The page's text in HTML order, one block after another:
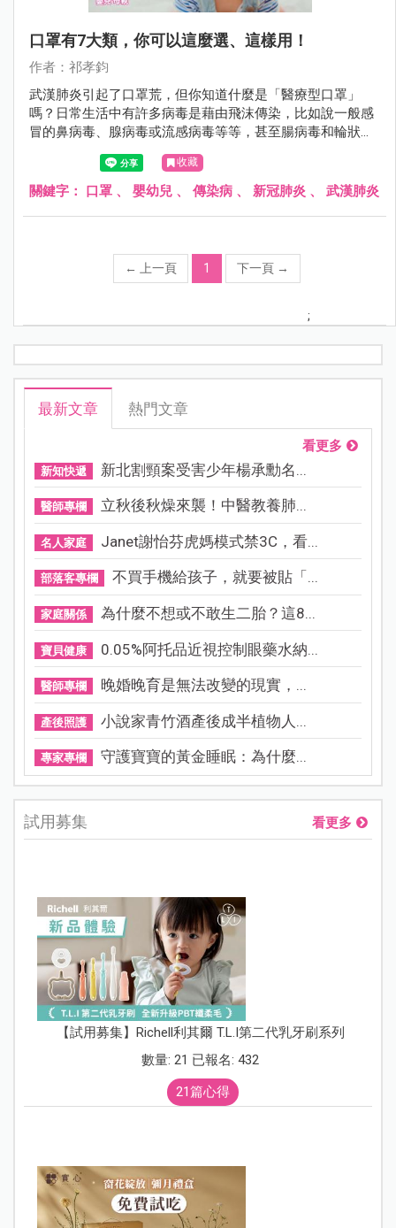
口罩有7大類，你可以這麼選、這樣用！
作者：祁孝鈞
武漢肺炎引起了口罩荒，但你知道什麼是「醫療型口罩」
嗎？日常生活中有許多病毒是藉由飛沫傳染，比如說一般感
冒的鼻病毒、腺病毒或流感病毒等等，甚至腸病毒和輪狀或
諾羅病毒在初期病毒量高時，都有可能藉由呼吸道傳染，我
們戴口罩的目的，就是為了減少這類被飛沫傳染的機會。
收藏
關鍵字： 口罩 、 嬰幼兒 、 傳染病 、 新冠肺炎 、 武漢肺炎
← 上一頁 1 下一頁 →
;
最新文章 熱門文章
看更多
新知快遞 新北割頸案受害少年楊承勳名...
醫師專欄 立秋後秋燥來襲！中醫教養肺...
名人家庭 Janet謝怡芬虎媽模式禁3C，看...
部落客專欄 不買手機給孩子，就要被貼「...
家庭關係 為什麼不想或不敢生二胎？這8...
寶貝健康 0.05%阿托品近視控制眼藥水納...
醫師專欄 晚婚晚育是無法改變的現實，...
產後照護 小說家青竹酒產後成半植物人...
專家專欄 守護寶寶的黃金睡眠：為什麼...
試用募集 看更多
【試用募集】Richell利其爾 T.L.I第二代乳牙刷系列
數量: 21 已報名: 432
21篇心得